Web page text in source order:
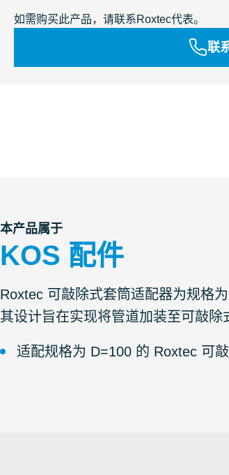
如需购买此产品，请联系Roxtec代表。
联
本产品属于
KOS 配件
Roxtec 可敲除式套筒适配器为规格
其设计旨在实现将管道加装至可敲除
适配规格为 D=100 的 Roxtec 可